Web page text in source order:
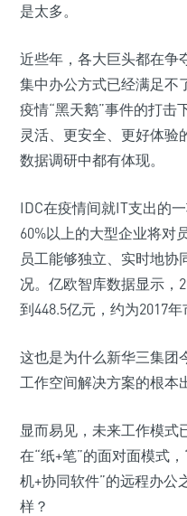
是太多。
近些年，各大巨头都在争
集中办公方式已经满足不
疫情“黑天鹅”事件的打击
灵活、更安全、更好体验
数据调研中都有体现。
IDC在疫情间就IT支出的
60%以上的大型企业将对
员工能够独立、实时地
况。亿欧智库数据显示，
到448.5亿元，约为2017年
这也是为什么新华三集团
工作空间解决方案的根本
显而易见，未来工作模式
在“纸+笔”的面对面模式
机+协同软件”的远程办公
样？